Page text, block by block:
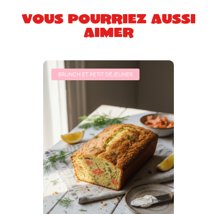
Vous pourriez aussi
aimer
BRUNCH ET PETIT DÉJEUNER